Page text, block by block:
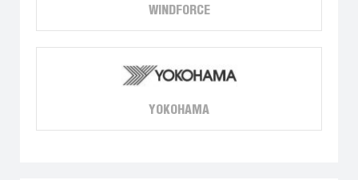
WINDFORCE
YOKOHAMA